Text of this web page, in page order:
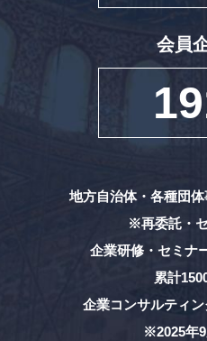
会員
地方自治体・各種団
※再委託・
企業研修・セミナ
累計
企業コンサルテ
※2025年